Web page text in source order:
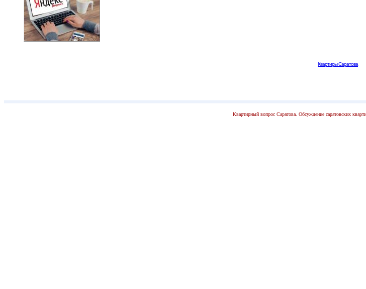
Квартиры Саратова
Квартирный вопрос Саратова. Обсуждение саратовских